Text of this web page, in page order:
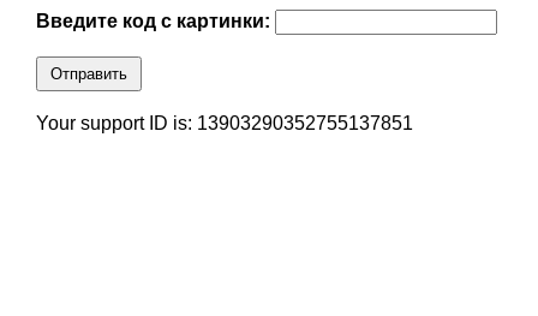
Введите код с картинки:
Отправить
Your support ID is: 13903290352755137851